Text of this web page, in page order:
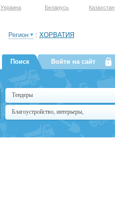
Украина Беларусь Казахстан
Регион : ХОРВАТИЯ
Поиск Войти на сайт
Тендеры
Благоустройство, интерьеры,
архитектура